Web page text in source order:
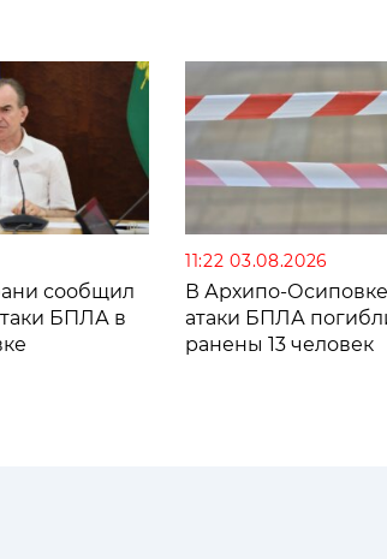
сообщил
БПЛА в
11:22 03.08.2026
В Архипо-
атаки БПЛА
ранены 13 человек